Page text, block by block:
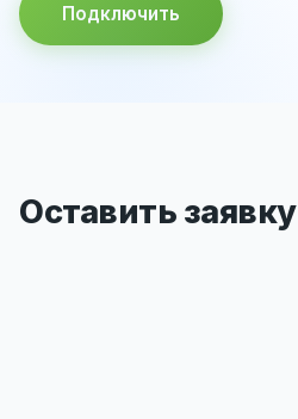
Подключить
Оставить заявку